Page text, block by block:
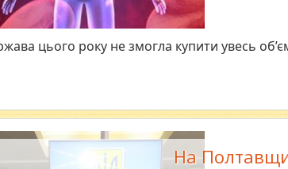
цього року не змогла купити увесь
На